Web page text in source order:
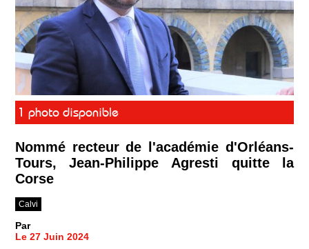
1 photo disponible
Nommé recteur de l'académie d'Orléans-
Tours, Jean-Philippe Agresti quitte la
Corse
Calvi
Par
Le 27 Juin 2024